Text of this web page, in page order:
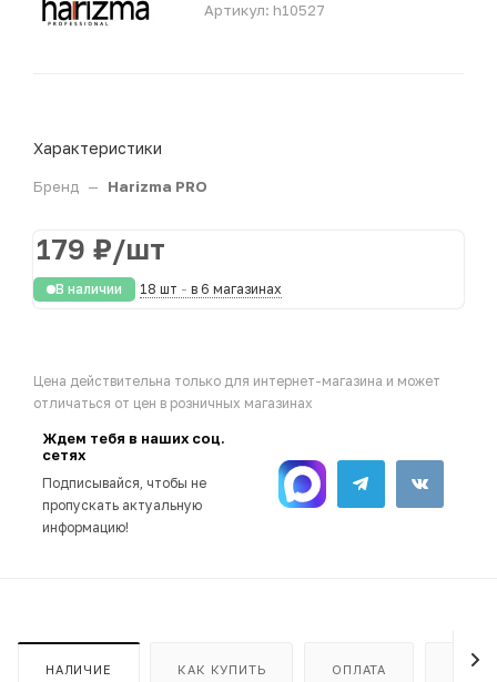
Артикул: h10527
Характеристики
Бренд — Harizma PRO
179 ₽/шт
В наличии 18 шт - в 6 магазинах
Цена действительна только для интернет-магазина и может
отличаться от цен в розничных магазинах
Ждем тебя в наших соц.
сетях
Подписывайся, чтобы не
пропускать актуальную
информацию!
НАЛИЧИЕ КАК КУПИТЬ ОПЛАТА